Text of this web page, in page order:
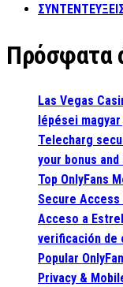
Πρόσφατα
Las Vegas
lépései
Telecharg
your bonus and
Top OnlyFans
Secure
Acceso a
verificación de
Popular
Privacy &